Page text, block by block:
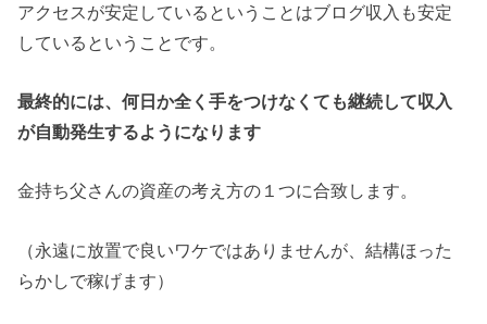
アクセスが安定しているということはブログ収入も安定
しているということです。
最終的には、何日か全く手をつけなくても継続して収入
が自動発生するようになります
金持ち父さんの資産の考え方の１つに合致します。
（永遠に放置で良いワケではありませんが、結構ほった
らかしで稼げます）